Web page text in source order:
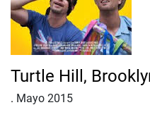
Turtle Hill,
. Mayo 2015